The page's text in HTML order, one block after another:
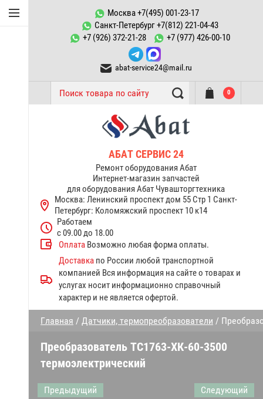
Конфорки Abat
Запчасти к
пароконвектоматам ПКА
Запчасти тестомесов ТМС
Переключатели, пускатели
Запчасти к котлам
пищеварочным КПЭМ Abat
Запчасти к электрическим
плитам Abat
Терморегуляторы
термостаты Abat
Запчасти к посудомоечным
машинам МПК
Прочие запчасти Abat
Дверки духовки
Запчасти конвекционных
печей
Запчасти к газовым плитам
Москва +7(495) 001-23-17
Санкт-Петербург +7(812) 221-04-43
+7 (926) 372-21-28
+7 (977) 426-00-10
abat-service24@mail.ru
0
АБАТ СЕРВИС 24
Ремонт оборудования Абат
Интернет-магазин запчастей
для оборудования Абат Чувашторгтехника
Москва: Ленинский проспект дом 55 Стр 1 Санкт-
Петербург: Коломяжский проспект 10 к14
Работаем
с 09.00 до 18.00
Оплата Возможно любая форма оплаты.
Доставка по России любой транспортной
компанией Вся информация на сайте о товарах и
услугах носит информационно справочный
характер и не является офертой.
Главная / Датчики, термопреобразователи /
Преобразователь ТС1763-ХК-60-3500
термоэлектрический
Предыдущий Следующий